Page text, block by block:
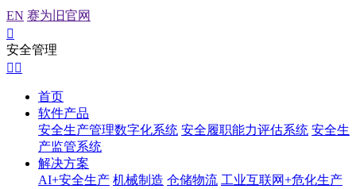
EN 赛为旧官网

安全管理
 
首页
软件产品
安全生产管理数字化系统 安全履职能力评估系统 安全生
产监管系统
解决方案
AI+安全生产 机械制造 仓储物流 工业互联网+危化生产